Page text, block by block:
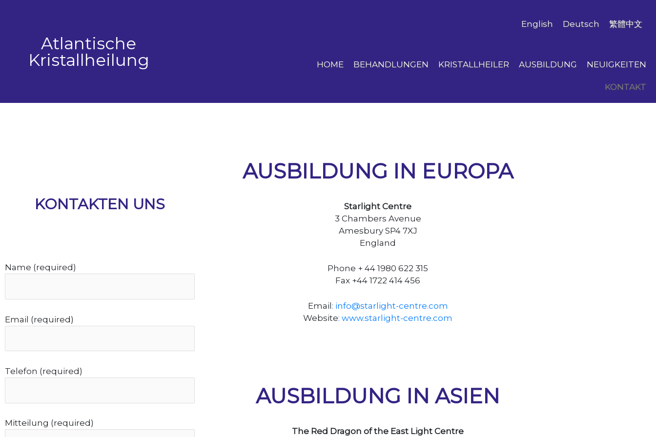
Atlantische
Kristallheilung
English Deutsch 繁體中文
HOME BEHANDLUNGEN KRISTALLHEILER AUSBILDUNG NEUIGKEITEN
KONTAKT
KONTAKTEN UNS
Name (required)
Email (required)
Telefon (required)
Mitteilung (required)
AUSBILDUNG IN EUROPA
Starlight Centre
3 Chambers Avenue
Amesbury SP4 7XJ
England
Phone + 44 1980 622 315
Fax +44 1722 414 456
Email: info@starlight-centre.com
Website: www.starlight-centre.com
AUSBILDUNG IN ASIEN
The Red Dragon of the East Light Centre